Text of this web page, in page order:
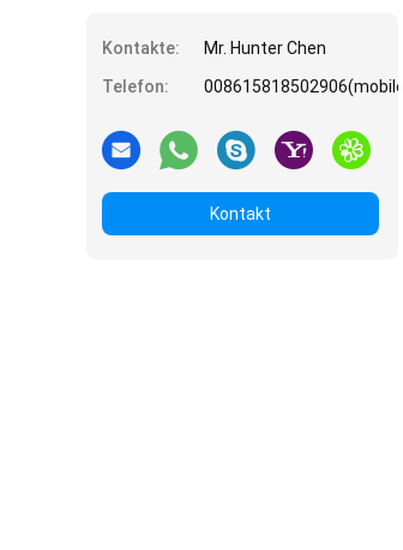
Kontakte:
Mr. Hunter Chen
Telefon:
008615818502906(mobile)
Kontakt